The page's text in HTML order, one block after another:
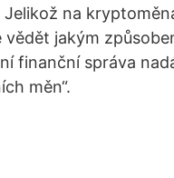
na
jakým
finanční správa
měn“.